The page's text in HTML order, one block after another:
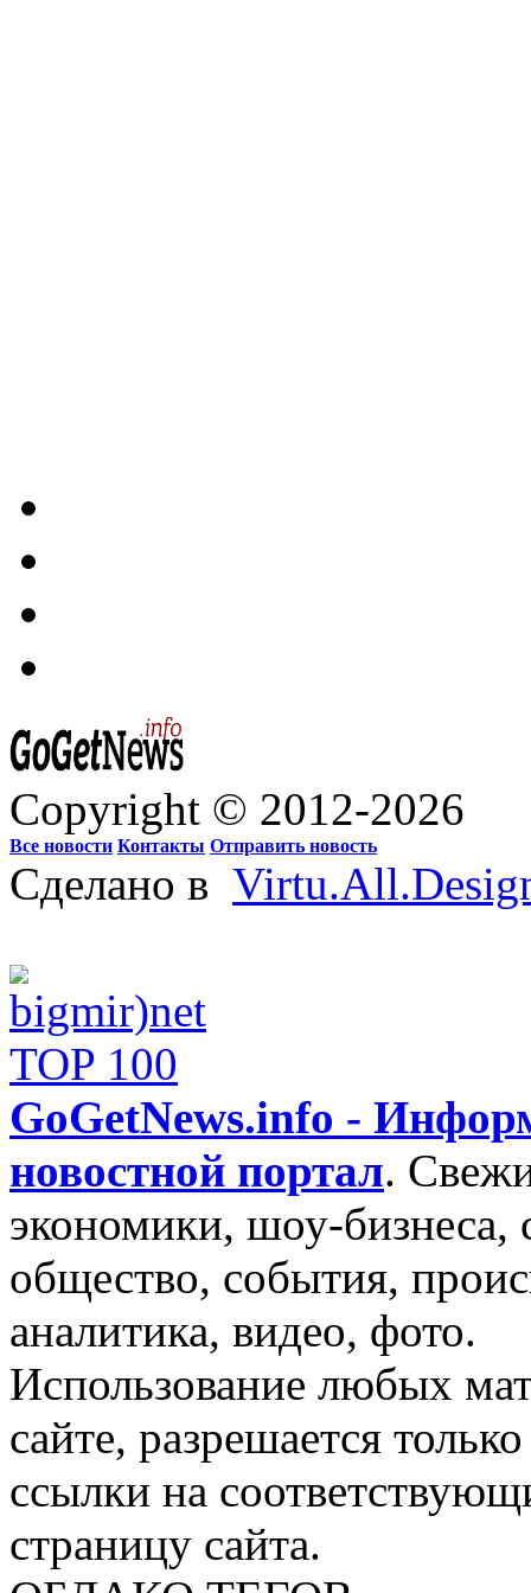
Copyright © 2012-2026
Все новости Контакты Отправить новость
Сделано в
GoGetNews.info -
новостной портал.
экономики, шоу-бизнеса,
общество, события,
аналитика, видео, фото.
Использование любых
сайте, разрешается
ссылки на
страницу сайта.